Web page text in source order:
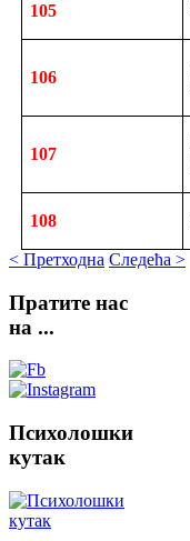
105
106
107
108
< Претходна Следећа >
Пратите нас
на ...
Психолошки
кутак